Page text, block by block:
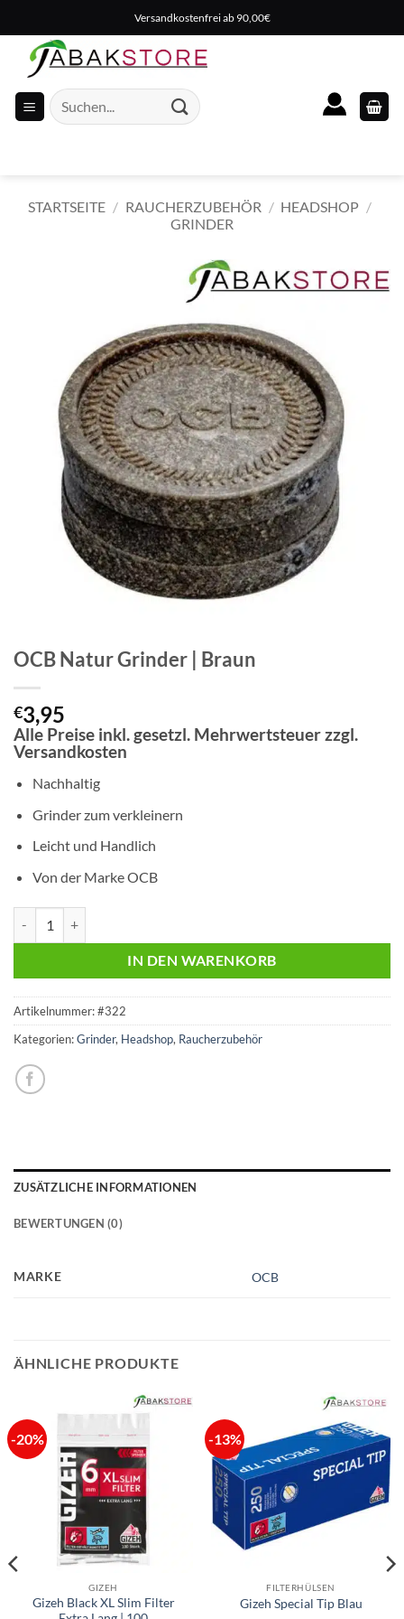
Inhalt
springen
Versandkostenfrei ab 90,00€
Suche
nach:
STARTSEITE / RAUCHERZUBEHÖR / HEADSHOP /
GRINDER
OCB Natur Grinder | Braun
€3,95
Alle Preise inkl. gesetzl. Mehrwertsteuer zzgl.
Versandkosten
Nachhaltig
Grinder zum verkleinern
Leicht und Handlich
Von der Marke OCB
IN DEN WARENKORB
Artikelnummer:#322
Kategorien:Grinder, Headshop, Raucherzubehör
ZUSÄTZLICHE INFORMATIONEN
BEWERTUNGEN (0)
MARKE OCB
ÄHNLICHE PRODUKTE
-20%
GIZEH
Gizeh Black XL Slim Filter
-13%
FILTERHÜLSEN
Gizeh Special Tip Blau